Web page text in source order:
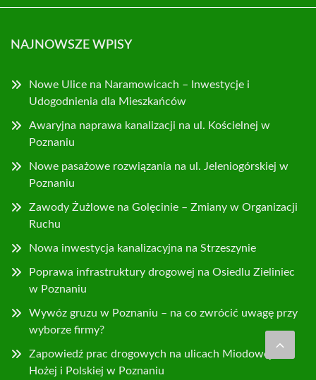
NAJNOWSZE WPISY
Nowe Ulice na Naramowicach – Inwestycje i
Udogodnienia dla Mieszkańców
Awaryjna naprawa kanalizacji na ul. Kościelnej w
Poznaniu
Nowe pasażowe rozwiązania na ul. Jeleniogórskiej w
Poznaniu
Zawody Żużlowe na Golęcinie – Zmiany w Organizacji
Ruchu
Nowa inwestycja kanalizacyjna na Strzeszynie
Poprawa infrastruktury drogowej na Osiedlu Zieliniec
w Poznaniu
Wywóz gruzu w Poznaniu – na co zwrócić uwagę przy
wyborze firmy?
Zapowiedź prac drogowych na ulicach Miodowej,
Hożej i Polskiej w Poznaniu